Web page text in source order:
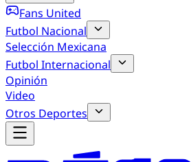
Fans United
Futbol Nacional
Selección Mexicana
Futbol Internacional
Opinión
Video
Otros Deportes